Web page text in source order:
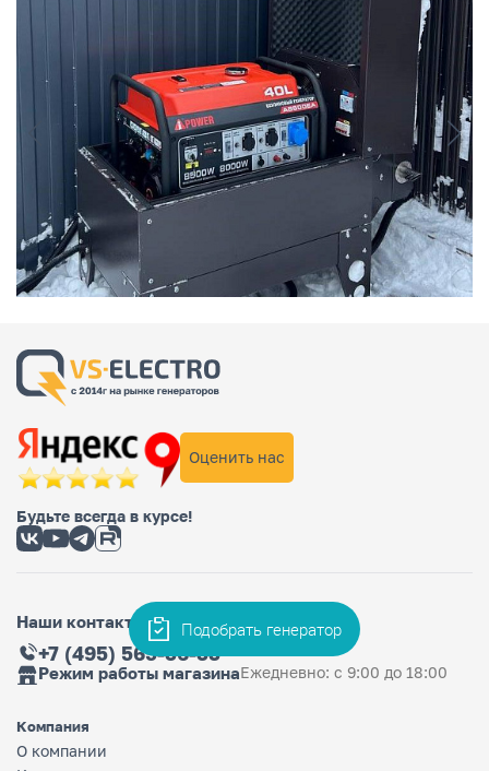
Оценить нас
Будьте всегда в курсе!
Наши контакты
+7 (495) 565-36-33
Режим работы магазинаЕжедневно: с 9:00 до 18:00
Компания
О компании
Подобрать генератор